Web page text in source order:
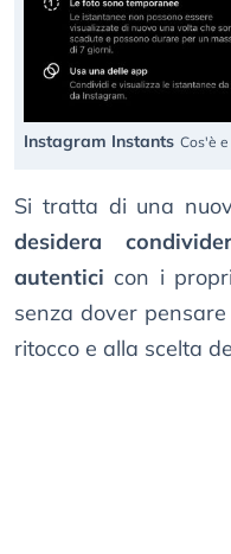
Instagram Instants Cos'è
Si tratta di una
desidera
autentici con i
senza dover
ritocco e alla scelta